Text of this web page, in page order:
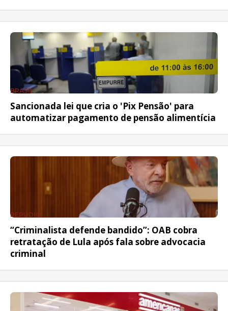
BRASIL
Sancionada lei que cria o 'Pix Pensão' para
automatizar pagamento de pensão alimentícia
REPÚDIO
“Criminalista defende bandido”: OAB cobra
retratação de Lula após fala sobre advocacia
criminal